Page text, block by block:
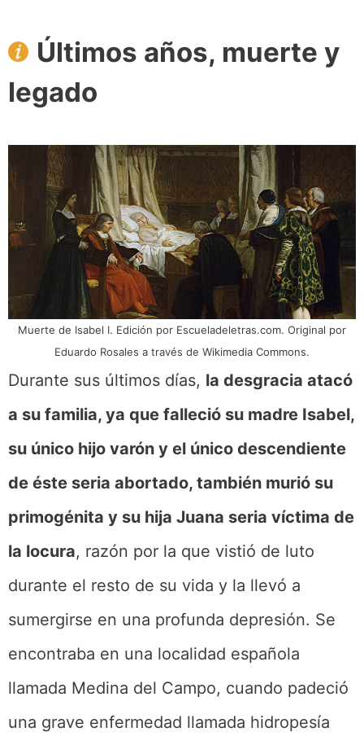
Últimos años, muerte y
legado
Muerte de Isabel I. Edición por Escueladeletras.com. Original por
Eduardo Rosales a través de Wikimedia Commons.
Durante sus últimos días, la desgracia atacó
a su familia, ya que falleció su madre Isabel,
su único hijo varón y el único descendiente
de éste seria abortado, también murió su
primogénita y su hija Juana seria víctima de
la locura, razón por la que vistió de luto
durante el resto de su vida y la llevó a
sumergirse en una profunda depresión. Se
encontraba en una localidad española
llamada Medina del Campo, cuando padeció
una grave enfermedad llamada hidropesía